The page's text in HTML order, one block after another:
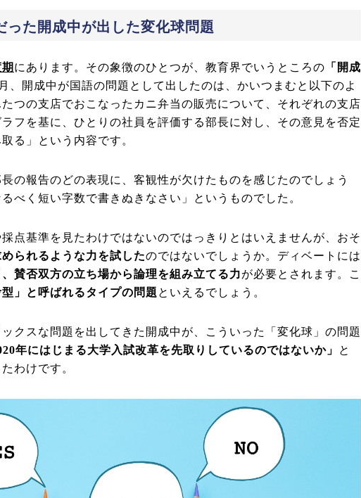
った開成中が出した変化球問題
にあります。その象徴のひとつが、教育界でいうところの 「開成
、開成中が国語の問題として出したのは、かいつまむと以下のよ
つの支店でおこなったカニ弁当の販売について、それぞれの支店
フを基に、ひとりの社員を評価する部長に対し、その意見を否定
る」という内容です。
の報告のどの表現に、客観性が欠けたものを感じたのでしょう
べく短い字数で書きぬきなさい」というものでした。
点基準を見たわけではないのではっきりとはいえませんが、おそ
られるような力を試したのではないでしょうか。ディベートには
賛否双方の立ち場から論理を組み立てる力が必要とされます。こ
型」と呼ばれるタイプの問題 といえるでしょう。
クスな問題を出してきた開成中が、こういった「変化球」の問題
年にはじまる大学入試改革を先取りしているのではないか」
と
わけです。